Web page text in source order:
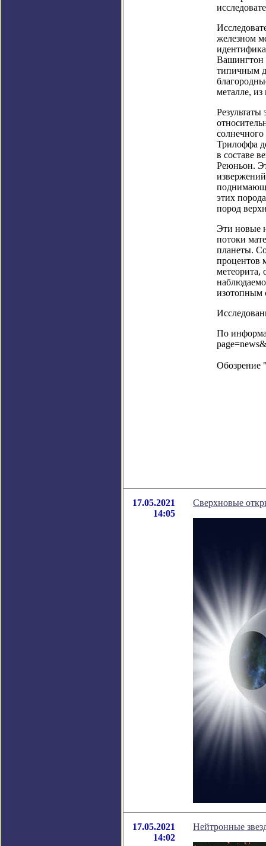
железном
Вашингтон
типичным
металле,
Трилоффа
в составе
Реюньон.
этих
пород
Эти новые
потоки
планеты.
процентов
метеорита,
изотопным
По
Обозрение
17.05.2021
14:05
Сверхновые
17.05.2021
14:02
Нейтронные